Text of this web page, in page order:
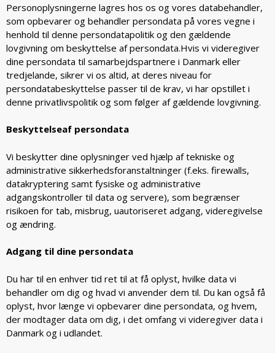
Personoplysningerne lagres hos os og vores databehandler,
som opbevarer og behandler persondata på vores vegne i
henhold til denne persondatapolitik og den gældende
lovgivning om beskyttelse af persondata.Hvis vi videregiver
dine persondata til samarbejdspartnere i Danmark eller
tredjelande, sikrer vi os altid, at deres niveau for
persondatabeskyttelse passer til de krav, vi har opstillet i
denne privatlivspolitik og som følger af gældende lovgivning.
Beskyttelseaf persondata
Vi beskytter dine oplysninger ved hjælp af tekniske og
administrative sikkerhedsforanstaltninger (f.eks. firewalls,
datakryptering samt fysiske og administrative
adgangskontroller til data og servere), som begrænser
risikoen for tab, misbrug, uautoriseret adgang, videregivelse
og ændring.
Adgang til dine persondata
Du har til en enhver tid ret til at få oplyst, hvilke data vi
behandler om dig og hvad vi anvender dem til. Du kan også få
oplyst, hvor længe vi opbevarer dine persondata, og hvem,
der modtager data om dig, i det omfang vi videregiver data i
Danmark og i udlandet.